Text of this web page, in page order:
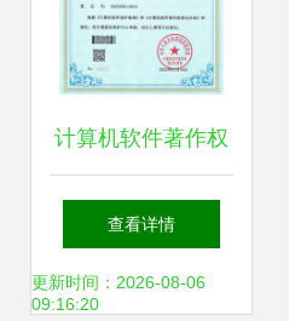
计算机软件著作权
登记证的申请与开
发流程全解析
查看详情
更新时间：2026-08-06
09:16:20